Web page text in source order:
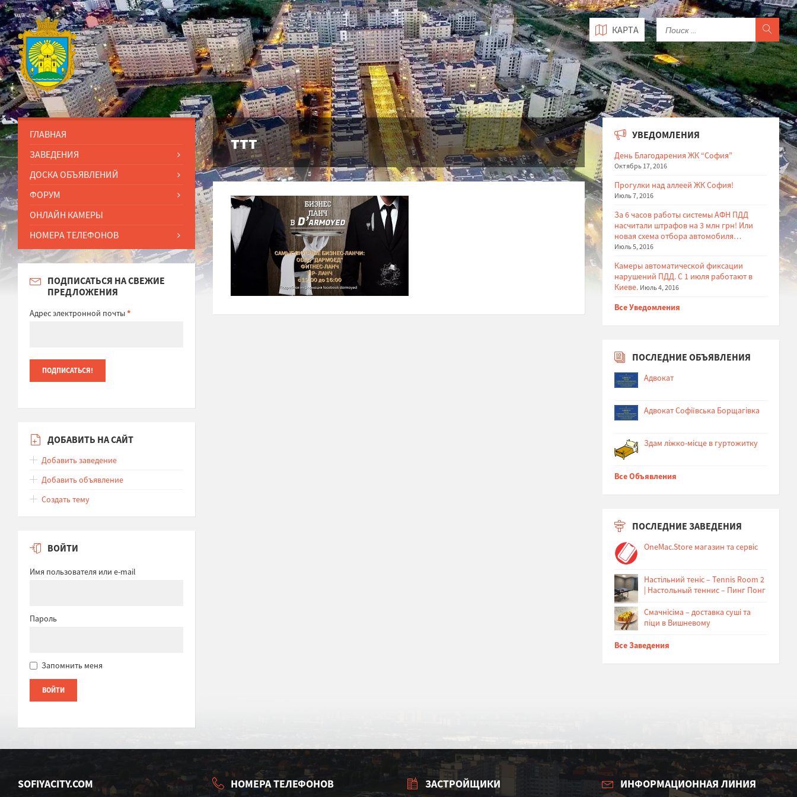
КАРТА
ттт
ГЛАВНАЯ
ЗАВЕДЕНИЯ
ДОСКА ОБЪЯВЛЕНИЙ
ФОРУМ
ОНЛАЙН КАМЕРЫ
НОМЕРА ТЕЛЕФОНОВ
ПОДПИСАТЬСЯ НА СВЕЖИЕ
ПРЕДЛОЖЕНИЯ
Адрес электронной почты*
ДОБАВИТЬ НА САЙТ
Добавить заведение
Добавить объявление
Создать тему
ВОЙТИ
Имя пользователя или e-mail
Пароль
Запомнить меня
УВЕДОМЛЕНИЯ
День Благодарения ЖК “София”
Октябрь 17, 2016
Прогулки над аллеей ЖК София!
Июль 7, 2016
За 6 часов работы системы АФН ПДД
насчитали штрафов на 3 млн грн! Или
новая схема отбора автомобиля…
Июль 5, 2016
Камеры автоматической фиксации
нарушений ПДД. С 1 июля работают в
Киеве. Июль 4, 2016
Все Уведомления
ПОСЛЕДНИЕ ОБЪЯВЛЕНИЯ
Адвокат
Адвокат Софіївська Борщагівка
Здам ліжко-місце в гуртожитку
Все Объявления
ПОСЛЕДНИЕ ЗАВЕДЕНИЯ
OneMac.Store магазин та сервіс
Настільний теніс – Tennis Room 2
| Настольный теннис – Пинг Понг
Cмачнісіма – доставка суші та
піци в Вишневому
Все Заведения
SOFIYACITY.COM НОМЕРА ТЕЛЕФОНОВ ЗАСТРОЙЩИКИ ИНФОРМАЦИОННАЯ ЛИНИЯ